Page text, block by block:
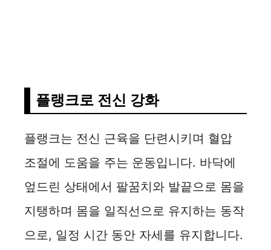
플랭크로 전신 강화
플랭크는 전신 근육을 단련시키며 혈압
조절에 도움을 주는 운동입니다. 바닥에
엎드린 상태에서 팔꿈치와 발끝으로 몸을
지탱하며 몸을 일직선으로 유지하는 동작
으로, 일정 시간 동안 자세를 유지합니다.